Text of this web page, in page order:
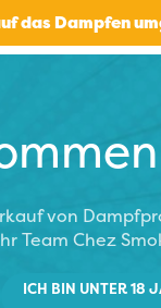
von
Team Chez
ICH BIN UNTER 18
das Dampfen
Start/Tipps/